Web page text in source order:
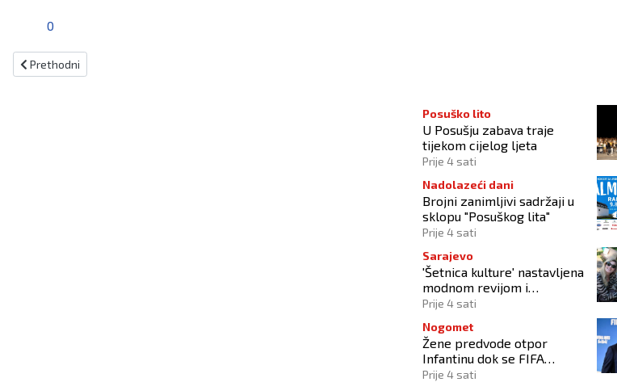
0
Prethodni članak: Teška prometna nesreća u Bijeljini, poginule majka i kćerka
Prethodni
Posuško lito
U Posušju zabava traje
tijekom cijelog ljeta
Prije 4 sati
Nadolazeći dani
Brojni zanimljivi sadržaji u
sklopu "Posuškog lita"
Prije 4 sati
Sarajevo
'Šetnica kulture' nastavljena
modnom revijom i
predstavljanjem kozmetike
Prije 4 sati
Nogomet
Žene predvode otpor
Infantinu dok se FIFA
suočava s krizom
Prije 4 sati